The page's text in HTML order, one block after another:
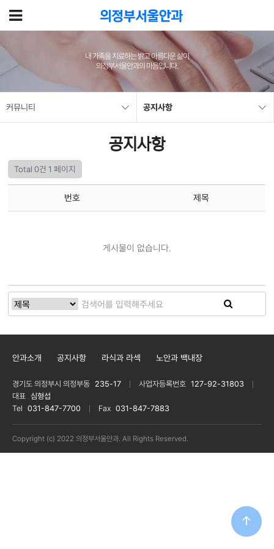
내 가족을 치료하는 밝고 아름다운 삶이
의정부서울안과의 마음입니다.
커뮤니티 공지사항
공지사항
Total 0건 1 페이지
번호 제목
게시물이 없습니다.
안과소개 공지사항 라식과 라섹 노안과 백내장
경기도 의정부시 의정부동 235-17 사업자등록번호 127-92-31803
대표 심형섭
Tel 031-847-7700 Fax 031-847-7883
Copyright (c) 2022 의정부서울안과. All Rights Reserved.